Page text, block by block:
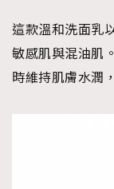
這款溫和洗面乳
敏感肌與混油肌
時維持肌膚水潤